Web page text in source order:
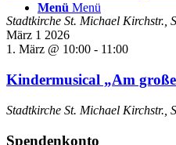
Menü Menü
Stadtkirche St. Michael Kirchstr.,
März 1 2026
1. März @ 10:00 - 11:00
Kindermusical „Am
Stadtkirche St. Michael Kirchstr.,
Spendenkonto